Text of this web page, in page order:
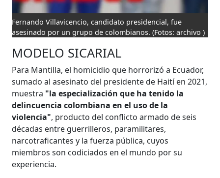
Fernando Villavicencio, candidato presidencial, fue
asesinado por un grupo de colombianos. (Fotos: archivo )
MODELO SICARIAL
Para Mantilla, el homicidio que horrorizó a Ecuador,
sumado al asesinato del presidente de Haití en 2021,
muestra "la especialización que ha tenido la
delincuencia colombiana en el uso de la
violencia", producto del conflicto armado de seis
décadas entre guerrilleros, paramilitares,
narcotraficantes y la fuerza pública, cuyos
miembros son codiciados en el mundo por su
experiencia.